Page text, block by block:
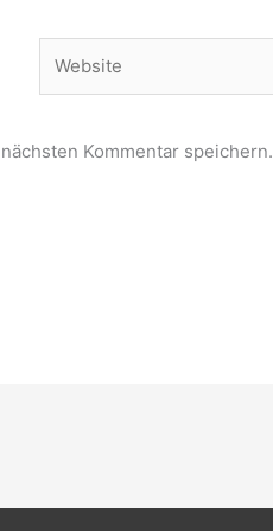
Kommentar speichern.